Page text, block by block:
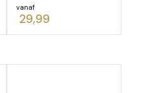
vanaf
29,99